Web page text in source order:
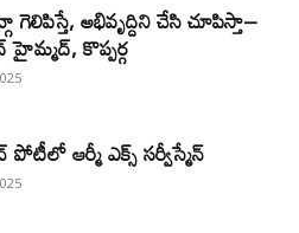
గెలిపిస్తే, అభివృద్దిని చేసి చూపిస్తా–
హైమ్మద్, కొప్పర్గ
పోటీలో ఆర్మీ ఎక్స్ సర్వీస్మేన్